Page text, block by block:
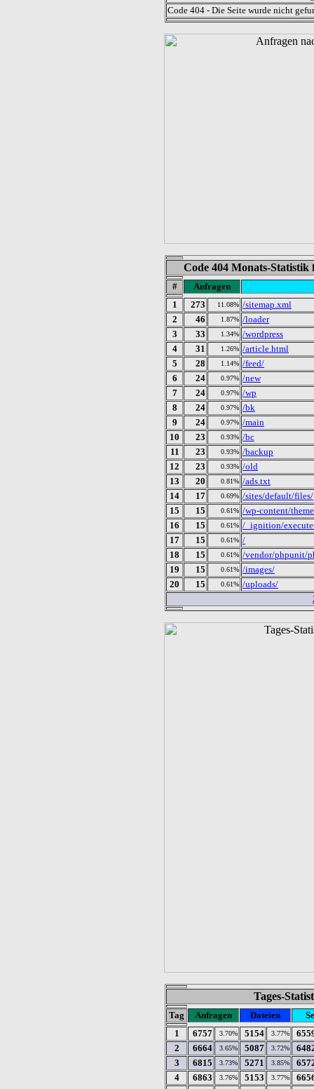
Code 404 - Die Seite wurde nicht
Code 404 Monats-
#
Anfragen
1
273 11.08% /sitemap.xml
2
46 1.87% /loader
3
33 1.34% /wordpress
4
31 1.26% /article.html
5
28 1.14% /feed/
6
24 0.97% /new
7
24 0.97% /wp
8
24 0.97% /bk
9
24 0.97% /main
10
23 0.93% /bc
11
23 0.93% /backup
12
23 0.93% /old
13
20 0.81% /ads.txt
14
17 0.69% /sites/default/files/
15
15 0.61% /wp-content/
16
15 0.61% /_ignition/
17
15 0.61% /
18
15 0.61% /vendor/phpunit/
19
15 0.61% /images/
20
15 0.61% /uploads/
Tages-
Tag Anfragen Dateien
1
6757 3.70% 5154 3.77%
2
6664 3.65% 5087 3.72%
3
6815 3.73% 5271 3.85%
4
6863 3.76% 5153 3.77%